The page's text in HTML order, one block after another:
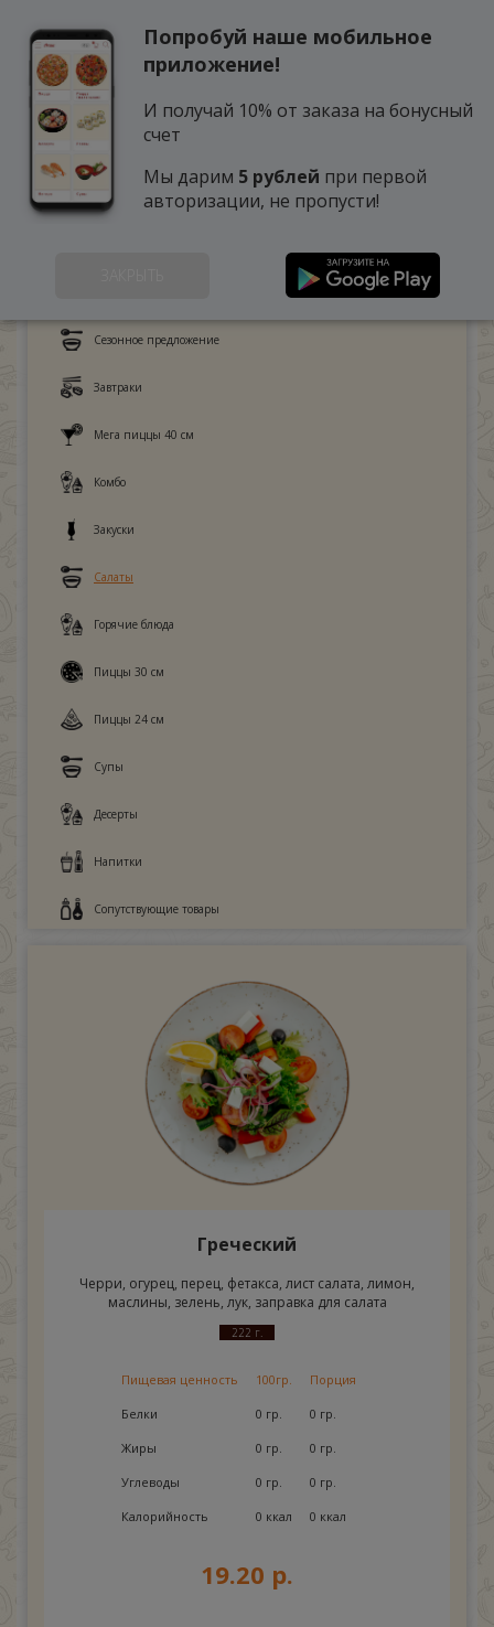
Сезонное предложение
Завтраки
Мега пиццы 40 см
Комбо
Закуски
Салаты
Горячие блюда
Пиццы 30 см
Пиццы 24 см
Супы
Десерты
Напитки
Сопутствующие товары
Греческий
Черри, огурец, перец, фетакса, лист салата, лимон,
маслины, зелень, лук, заправка для салата
222 г.
Пищевая ценность 100гр. Порция
Белки 0 гр. 0 гр.
Жиры 0 гр. 0 гр.
Углеводы 0 гр. 0 гр.
Калорийность 0 ккал 0 ккал
19.20 р.
Попробуй наше мобильное
приложение!
И получай 10% от заказа на бонусный
счет
Мы дарим 5 рублей при первой
авторизации, не пропусти!